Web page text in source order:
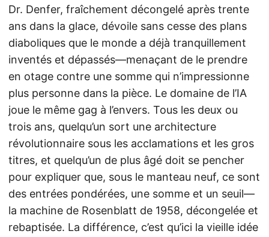
Dr. Denfer, fraîchement décongelé après trente
ans dans la glace, dévoile sans cesse des plans
diaboliques que le monde a déjà tranquillement
inventés et dépassés—menaçant de le prendre
en otage contre une somme qui n’impressionne
plus personne dans la pièce. Le domaine de l’IA
joue le même gag à l’envers. Tous les deux ou
trois ans, quelqu’un sort une architecture
révolutionnaire sous les acclamations et les gros
titres, et quelqu’un de plus âgé doit se pencher
pour expliquer que, sous le manteau neuf, ce sont
des entrées pondérées, une somme et un seuil—
la machine de Rosenblatt de 1958, décongelée et
rebaptisée. La différence, c’est qu’ici la vieille idée